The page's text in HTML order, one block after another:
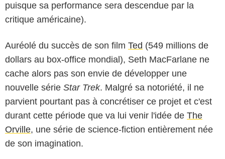
puisque sa performance sera descendue par la
critique américaine).
Auréolé du succès de son film Ted (549 millions de
dollars au box-office mondial), Seth MacFarlane ne
cache alors pas son envie de développer une
nouvelle série Star Trek. Malgré sa notoriété, il ne
parvient pourtant pas à concrétiser ce projet et c'est
durant cette période que va lui venir l'idée de The
Orville, une série de science-fiction entièrement née
de son imagination.